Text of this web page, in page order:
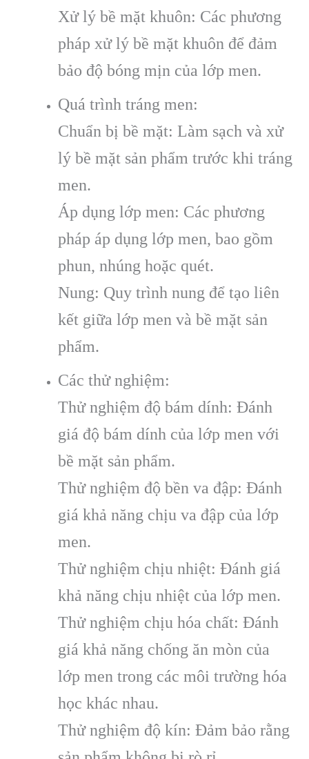
Xử lý bề mặt khuôn: Các phương
pháp xử lý bề mặt khuôn để đảm
bảo độ bóng mịn của lớp men.
Quá trình tráng men:
Chuẩn bị bề mặt: Làm sạch và xử
lý bề mặt sản phẩm trước khi tráng
men.
Áp dụng lớp men: Các phương
pháp áp dụng lớp men, bao gồm
phun, nhúng hoặc quét.
Nung: Quy trình nung để tạo liên
kết giữa lớp men và bề mặt sản
phẩm.
Các thử nghiệm:
Thử nghiệm độ bám dính: Đánh
giá độ bám dính của lớp men với
bề mặt sản phẩm.
Thử nghiệm độ bền va đập: Đánh
giá khả năng chịu va đập của lớp
men.
Thử nghiệm chịu nhiệt: Đánh giá
khả năng chịu nhiệt của lớp men.
Thử nghiệm chịu hóa chất: Đánh
giá khả năng chống ăn mòn của
lớp men trong các môi trường hóa
học khác nhau.
Thử nghiệm độ kín: Đảm bảo rằng